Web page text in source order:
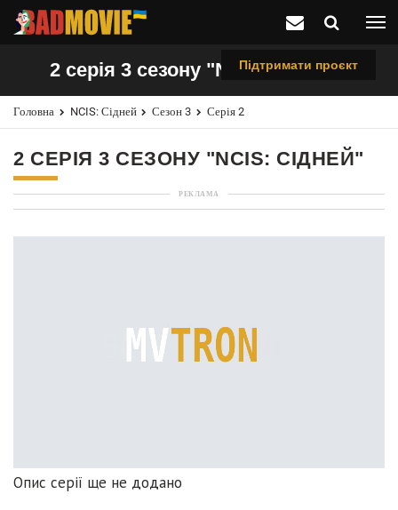
Підтримати проєкт
2 серія 3 сезону "NCIS: Сідней"
Головна NCIS: Сідней Сезон 3 Серія 2
2 СЕРІЯ 3 СЕЗОНУ "NCIS: СІДНЕЙ"
РЕКЛАМА
Опис серії ще не додано